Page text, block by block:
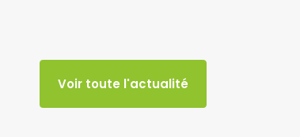
Voir toute l'actualité